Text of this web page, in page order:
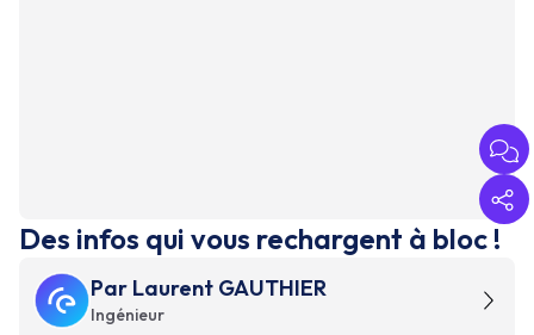
Des infos qui vous rechargent à bloc !
Par Laurent GAUTHIER
Ingénieur